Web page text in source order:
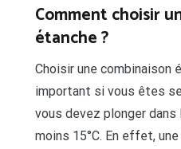
Comment choisir
étanche ?
Choisir une combinaison
important si vous êtes
vous devez plonger dans
moins 15°C. En effet,